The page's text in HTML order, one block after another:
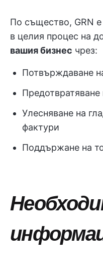
По същество, GRN
в целия процес на
вашия бизнес чрез:
Потвърждаване
Предотвратяване
Улесняване на
фактури
Поддържане на